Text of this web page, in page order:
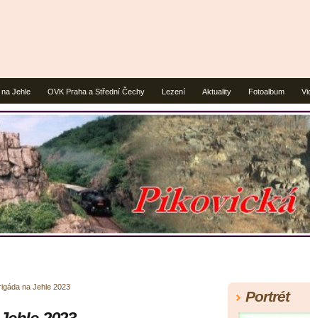
Jehle OVK Praha a Střední Čechy Lezení Aktuality Fotoalbum
na Jehle 2023
Portrét